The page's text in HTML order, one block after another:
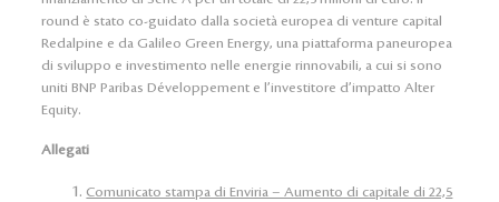
round è stato co-guidato dalla società europea di venture capital
Redalpine e da Galileo Green Energy, una piattaforma paneuropea
di sviluppo e investimento nelle energie rinnovabili, a cui si sono
uniti BNP Paribas Développement e l’investitore d’impatto Alter
Equity.
Allegati
Comunicato stampa di Enviria – Aumento di capitale di 22,5